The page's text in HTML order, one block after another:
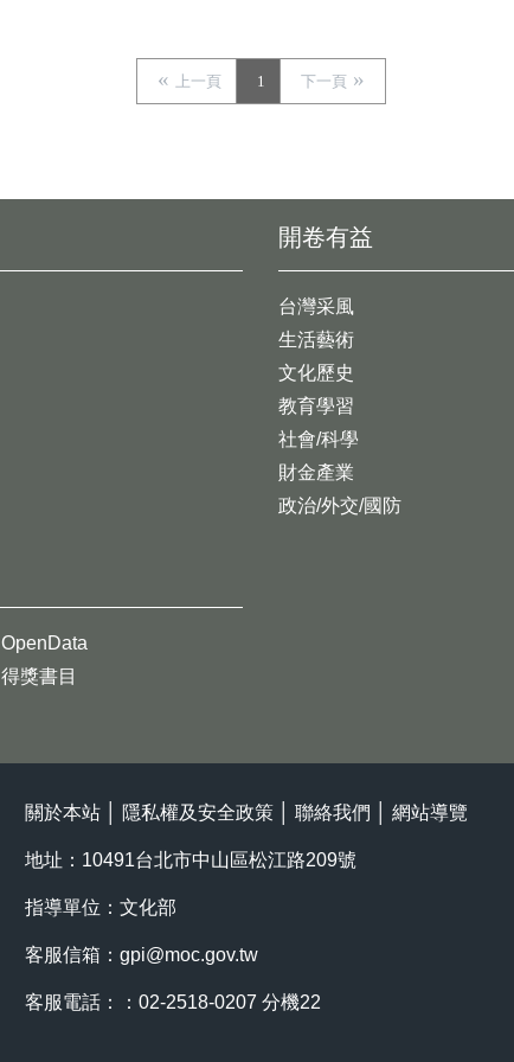
上一頁 1 下一頁
開卷有益
台灣采風
生活藝術
文化歷史
教育學習
社會/科學
財金產業
政治/外交/國防
OpenData
得獎書目
關於本站 隱私權及安全政策 聯絡我們 網站導覽
地址：10491台北市中山區松江路209號
指導單位：文化部
客服信箱： gpi@moc.gov.tw
客服電話：：02-2518-0207 分機22